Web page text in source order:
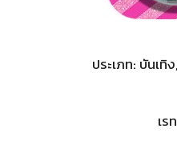
ประเภท: บันเ
เร